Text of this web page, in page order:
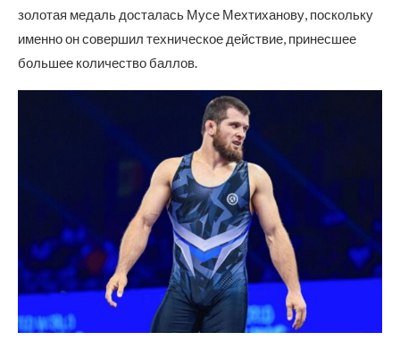
золотая медаль досталась Мусе Мехтиханову, поскольку
именно он совершил техническое действие, принесшее
большее количество баллов.